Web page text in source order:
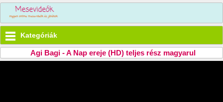
Kategóriák
Agi Bagi - A Nap ereje (HD) teljes rész magyarul